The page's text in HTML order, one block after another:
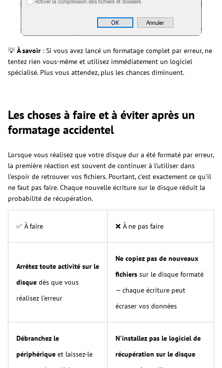
💡 À savoir : Si vous avez lancé un formatage complet par erreur, ne
tentez rien vous-même et utilisez immédiatement un logiciel
spécialisé. Plus vous attendez, plus les chances diminuent.
Les choses à faire et à éviter après un
formatage accidentel
Lorsque vous réalisez que votre disque dur a été formaté par erreur,
la première réaction est souvent de continuer à l’utiliser dans
l’espoir de retrouver vos fichiers. Pourtant, c’est exactement ce qu’il
ne faut pas faire. Chaque nouvelle écriture sur le disque réduit la
probabilité de récupération.
✅ À faire ❌ À ne pas faire
Arrêtez toute activité sur le
disque dès que vous
réalisez l'erreur
Ne copiez pas de nouveaux
fichiers sur le disque formaté
— chaque écriture peut
écraser vos données
Débranchez le
périphérique et laissez-le
N'installez pas le logiciel de
récupération sur le disque